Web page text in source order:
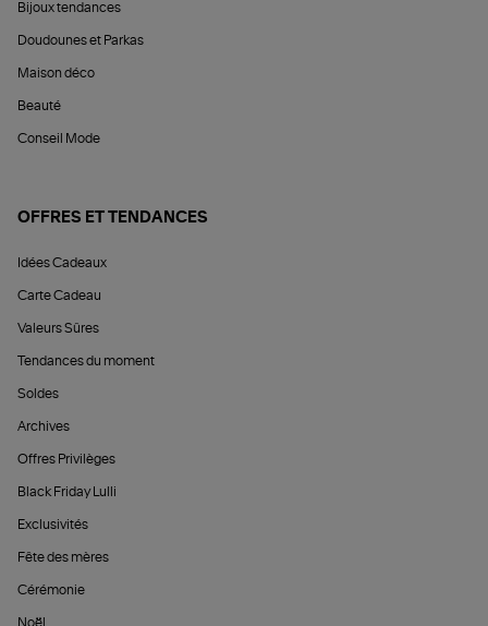
Bijoux tendances
Doudounes et Parkas
Maison déco
Beauté
Conseil Mode
OFFRES ET TENDANCES
Idées Cadeaux
Carte Cadeau
Valeurs Sûres
Tendances du moment
Soldes
Archives
Offres Privilèges
Black Friday Lulli
Exclusivités
Fête des mères
Cérémonie
Noël